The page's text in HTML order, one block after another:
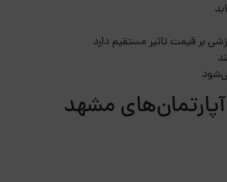
بر قیمت تاثیر مستقیم دارد
مشهد